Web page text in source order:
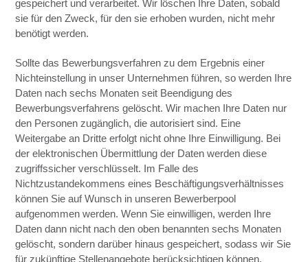
gespeichert und verarbeitet. Wir löschen Ihre Daten, sobald
sie für den Zweck, für den sie erhoben wurden, nicht mehr
benötigt werden.
Sollte das Bewerbungsverfahren zu dem Ergebnis einer
Nichteinstellung in unser Unternehmen führen, so werden Ihre
Daten nach sechs Monaten seit Beendigung des
Bewerbungsverfahrens gelöscht. Wir machen Ihre Daten nur
den Personen zugänglich, die autorisiert sind. Eine
Weitergabe an Dritte erfolgt nicht ohne Ihre Einwilligung. Bei
der elektronischen Übermittlung der Daten werden diese
zugriffssicher verschlüsselt. Im Falle des
Nichtzustandekommens eines Beschäftigungsverhältnisses
können Sie auf Wunsch in unseren Bewerberpool
aufgenommen werden. Wenn Sie einwilligen, werden Ihre
Daten dann nicht nach den oben benannten sechs Monaten
gelöscht, sondern darüber hinaus gespeichert, sodass wir Sie
für zukünftige Stellenangebote berücksichtigen können.